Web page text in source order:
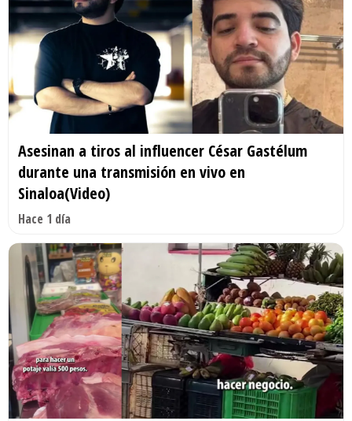
Asesinan a tiros al influencer César Gastélum
durante una transmisión en vivo en
Sinaloa(Video)
Hace 1 día